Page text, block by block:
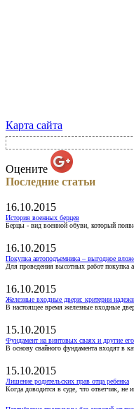
Карта сайта
Оцените
Последние статьи
16.10.2015
История военных берцев
Берцы - вид военной обуви, который
16.10.2015
Покупка автоподъемника – выгодное
Для проведения высотных работ покупка
16.10.2015
Железные входные двери: критерии
В настоящее время железные входные
15.10.2015
Фундамент на винтовых сваях и другие
В основу свайного фундамента входят в
15.10.2015
Лишение родительских прав отца ребенка
Когда доводится в суде, что ответчик,